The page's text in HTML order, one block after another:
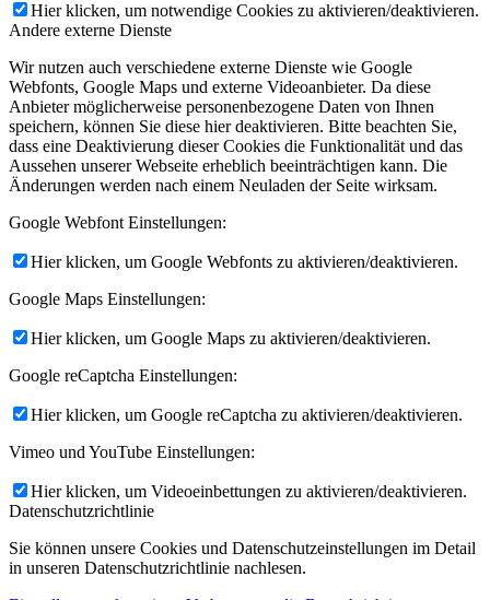
Hier klicken, um notwendige Cookies zu aktivieren/deaktivieren.
Andere externe Dienste
Wir nutzen auch verschiedene externe Dienste wie Google
Webfonts, Google Maps und externe Videoanbieter. Da diese
Anbieter möglicherweise personenbezogene Daten von Ihnen
speichern, können Sie diese hier deaktivieren. Bitte beachten Sie,
dass eine Deaktivierung dieser Cookies die Funktionalität und das
Aussehen unserer Webseite erheblich beeinträchtigen kann. Die
Änderungen werden nach einem Neuladen der Seite wirksam.
Google Webfont Einstellungen:
Hier klicken, um Google Webfonts zu aktivieren/deaktivieren.
Google Maps Einstellungen:
Hier klicken, um Google Maps zu aktivieren/deaktivieren.
Google reCaptcha Einstellungen:
Hier klicken, um Google reCaptcha zu aktivieren/deaktivieren.
Vimeo und YouTube Einstellungen:
Hier klicken, um Videoeinbettungen zu aktivieren/deaktivieren.
Datenschutzrichtlinie
Sie können unsere Cookies und Datenschutzeinstellungen im Detail
in unseren Datenschutzrichtlinie nachlesen.